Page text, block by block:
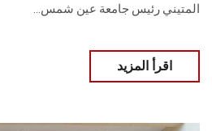
المتيني رئيس جامعة عين شمس...
اقرأ المزيد